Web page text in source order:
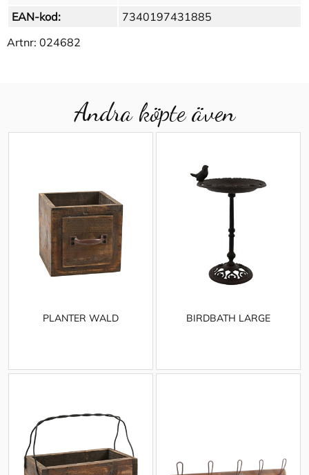
EAN-kod:
7340197431885
Artnr: 024682
Andra köpte även
PLANTER WALD BIRDBATH LARGE